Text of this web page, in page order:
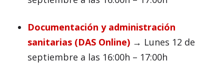
Documentación y administración
sanitarias (DAS Online) → Lunes 12 de
septiembre a las 16:00h – 17:00h